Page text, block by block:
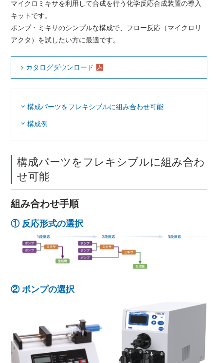
マイクロミキサを利用して合成を行う化学反応合成装置の導入
キットです。
ポンプ・ミキサのシンプルな構成で、フロー反応（マイクロリ
アクタ）を試したい方に最適です。
カタログダウンロード
構成パーツをフレキシブルに組み合わせ可能
構成例
構成パーツをフレキシブルに組み合わ
せ可能
組み合わせ手順
① 反応形式の選択
② ポンプの選択